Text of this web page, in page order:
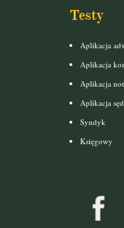
Testy
Aplikacja
Aplikacja
Aplikacja
Aplikacja
Syndyk
Księgowy